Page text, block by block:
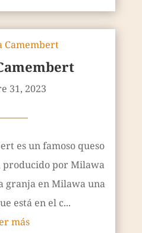
31, 2023
es un famoso queso
producido por Milawa
granja en Milawa una
está en el c...
más